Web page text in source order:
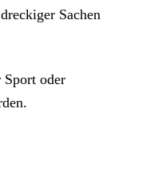
Sachen
Sport oder